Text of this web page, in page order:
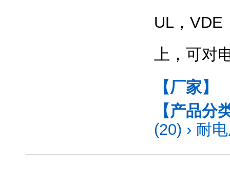
UL，VDE
上，可对
【厂家】
【产品分
(20) › 耐